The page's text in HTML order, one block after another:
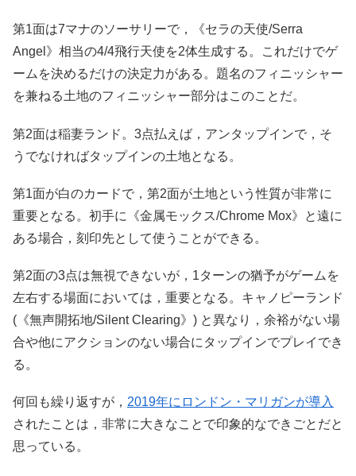
第1面は7マナのソーサリーで，《セラの天使/Serra
Angel》相当の4/4飛行天使を2体生成する。これだけでゲ
ームを決めるだけの決定力がある。題名のフィニッシャー
を兼ねる土地のフィニッシャー部分はこのことだ。
第2面は稲妻ランド。3点払えば，アンタップインで，そ
うでなければタップインの土地となる。
第1面が白のカードで，第2面が土地という性質が非常に
重要となる。初手に《金属モックス/Chrome Mox》と遠に
ある場合，刻印先として使うことができる。
第2面の3点は無視できないが，1ターンの猶予がゲームを
左右する場面においては，重要となる。キャノピーランド
(《無声開拓地/Silent Clearing》) と異なり，余裕がない場
合や他にアクションのない場合にタップインでプレイでき
る。
何回も繰り返すが， 2019年にロンドン・マリガンが導入
されたことは，非常に大きなことで印象的なできごとだと
思っている。